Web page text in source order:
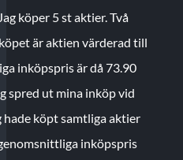
köper 5 st aktier.Två
är aktien värderad till
inköpspris är då 73.90
spred ut mina inköp vid
köpt samtliga aktier
inköpspris